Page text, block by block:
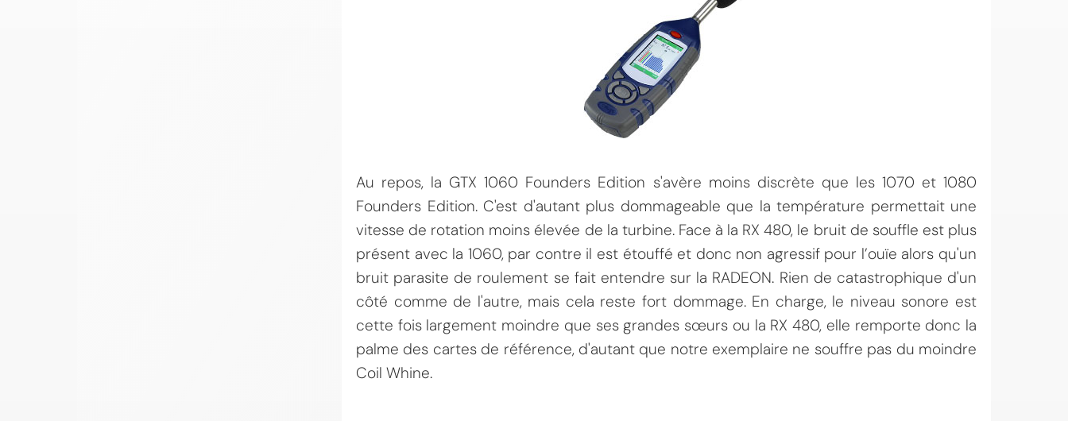
Au repos, la GTX 1060 Founders Edition s'avère moins discrète que les 1070 et 1080
Founders Edition. C'est d'autant plus dommageable que la température permettait une
vitesse de rotation moins élevée de la turbine. Face à la RX 480, le bruit de souffle est plus
présent avec la 1060, par contre il est étouffé et donc non agressif pour l’ouïe alors qu'un
bruit parasite de roulement se fait entendre sur la RADEON. Rien de catastrophique d'un
côté comme de l'autre, mais cela reste fort dommage. En charge, le niveau sonore est
cette fois largement moindre que ses grandes sœurs ou la RX 480, elle remporte donc la
palme des cartes de référence, d'autant que notre exemplaire ne souffre pas du moindre
Coil Whine.